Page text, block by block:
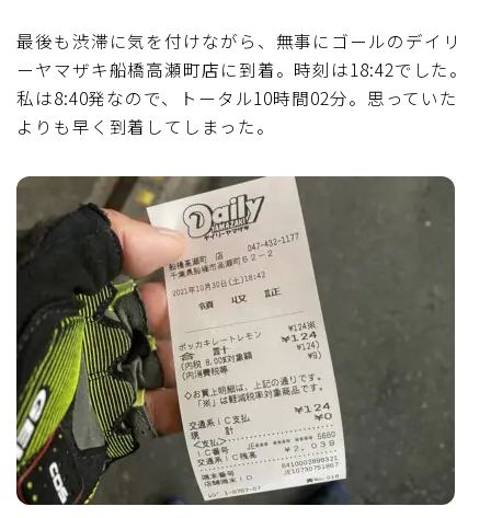
最後も渋滞に気を付けながら、無事にゴールのデイリ
ーヤマザキ船橋高瀬町店に到着。時刻は18:42でした。
私は8:40発なので、トータル10時間02分。思っていた
よりも早く到着してしまった。